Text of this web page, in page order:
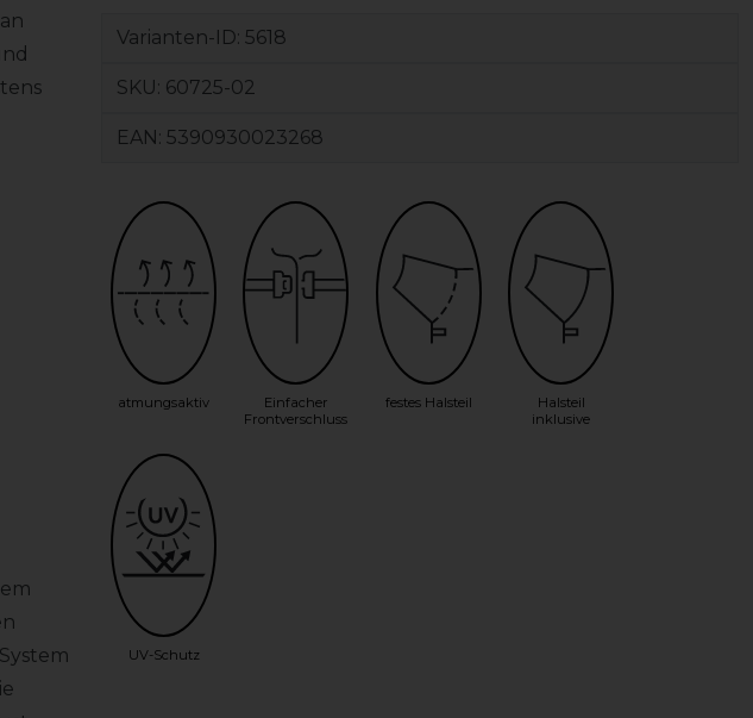
Varianten-ID: 5618
SKU: 60725-02
EAN: 5390930023268
atmungsaktiv
Einfacher
Frontverschluss
festes Halsteil
Halsteil
inklusive
UV-Schutz